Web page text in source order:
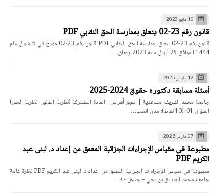
10 مايو 2023
قانون رقم 23-02 يتعلق بممارسة الحق النقابي PDF
قانون رقم 23-02 يتعلق بممارسة الحق النقابي PDF قانون رقم 23-02 مؤرخ في 5 شوال عام
1444 الموافق 25 أبريل سنة 2023، يتعلق…
12 مارس 2025
أسئلة مسابقة دكتوراه حقوق 2024-2025
جامعة محمد الشريف مساعدية | سوق أهراس - المادة المشتركة (نظرية القانون، نظرية الحق)
السؤال 01: (10 نقاط): مدى انطب…
07 مارس 2026
مطبوعة في مقياس الإجراءات الجزائية المعمق من إعداد د. لبنى عبد
الكريم PDF
مطبوعة في مقياس الإجراءات الجزائية المعمق من إعداد د. لبنى عبد الكريم PDF نظرة عامة
جامعة محمد الصديق بن يحي – جيجل - ك…